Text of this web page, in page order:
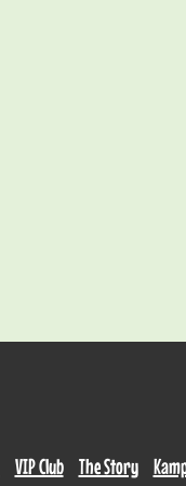
VIP Club The Story